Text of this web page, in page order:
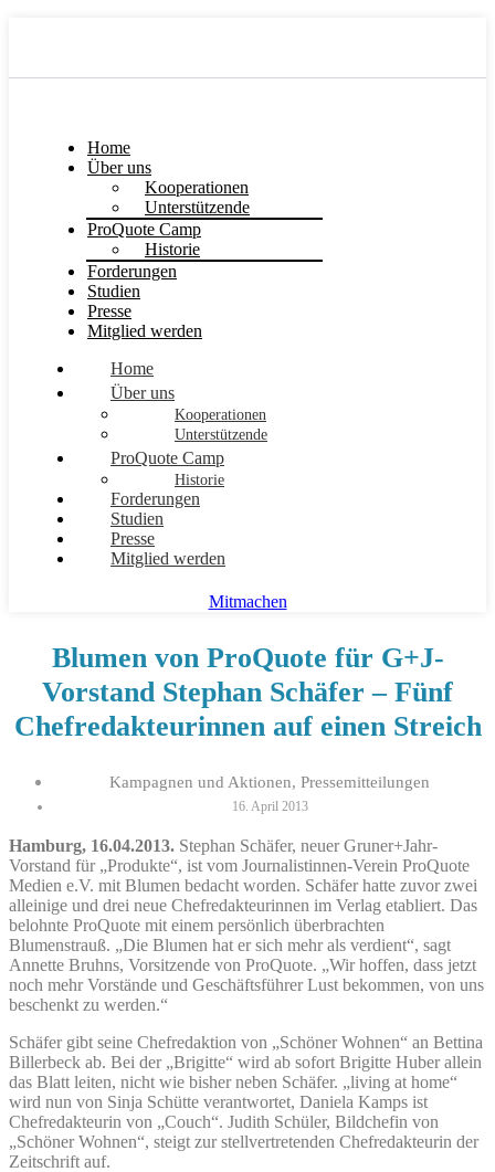
Home
Über uns
Kooperationen
Unterstützende
ProQuote Camp
Historie
Forderungen
Studien
Presse
Mitglied werden
Home
Über uns
Kooperationen
Unterstützende
ProQuote Camp
Historie
Forderungen
Studien
Presse
Mitglied werden
Mitmachen
Blumen von ProQuote für G+J-
Vorstand Stephan Schäfer – Fünf
Chefredakteurinnen auf einen Streich
Kampagnen und Aktionen, Pressemitteilungen
16. April 2013
Hamburg, 16.04.2013. Stephan Schäfer, neuer Gruner+Jahr-
Vorstand für „Produkte“, ist vom Journalistinnen-Verein ProQuote
Medien e.V. mit Blumen bedacht worden. Schäfer hatte zuvor zwei
alleinige und drei neue Chefredakteurinnen im Verlag etabliert. Das
belohnte ProQuote mit einem persönlich überbrachten
Blumenstrauß. „Die Blumen hat er sich mehr als verdient“, sagt
Annette Bruhns, Vorsitzende von ProQuote. „Wir hoffen, dass jetzt
noch mehr Vorstände und Geschäftsführer Lust bekommen, von uns
beschenkt zu werden.“
Schäfer gibt seine Chefredaktion von „Schöner Wohnen“ an Bettina
Billerbeck ab. Bei der „Brigitte“ wird ab sofort Brigitte Huber allein
das Blatt leiten, nicht wie bisher neben Schäfer. „living at home“
wird nun von Sinja Schütte verantwortet, Daniela Kamps ist
Chefredakteurin von „Couch“. Judith Schüler, Bildchefin von
„Schöner Wohnen“, steigt zur stellvertretenden Chefredakteurin der
Zeitschrift auf.